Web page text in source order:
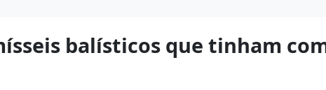
balísticos que tinham